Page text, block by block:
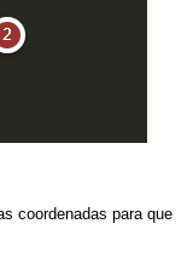
coordenadas para que